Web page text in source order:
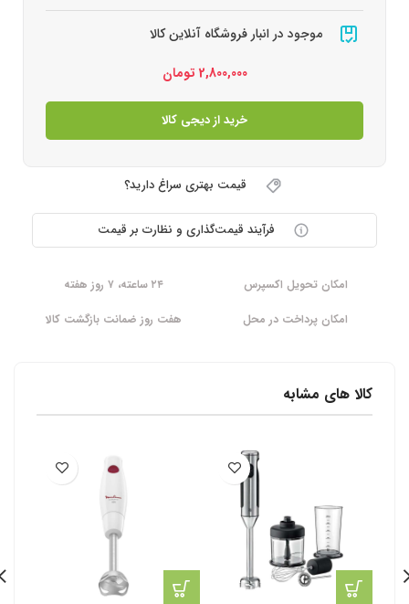
موجود در انبار فروشگاه آنلاین کالا
2,800,000 تومان
خرید از دیجی کالا
قیمت بهتری سراغ دارید؟
فرآیند قیمت‌گذاری و نظارت بر قیمت
امکان تحویل اکسپرس
۲۴ ساعته، ۷ روز هفته
امکان پرداخت در محل
هفت روز ضمانت بازگشت کالا
کالا های مشابه